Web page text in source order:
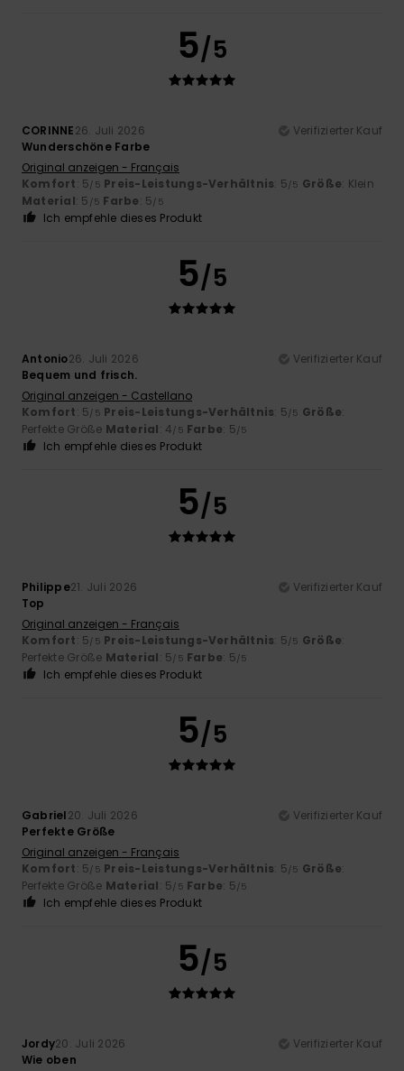
5/5
CORINNE26. Juli 2026
Verifizierter Kauf
Wunderschöne Farbe
Original anzeigen - Français
Komfort: 5/5 Preis-Leistungs-Verhältnis: 5/5 Größe: Klein
Material: 5 /5 Farbe: 5/5
Ich empfehle dieses Produkt
5/5
Antonio26. Juli 2026
Verifizierter Kauf
Bequem und frisch.
Original anzeigen - Castellano
Komfort: 5/5 Preis-Leistungs-Verhältnis: 5/5 Größe:
Perfekte Größe Material: 4/5 Farbe: 5/5
Ich empfehle dieses Produkt
5/5
Philippe21. Juli 2026
Verifizierter Kauf
Top
Original anzeigen - Français
Komfort: 5/5 Preis-Leistungs-Verhältnis: 5/5 Größe:
Perfekte Größe Material: 5/5 Farbe: 5/5
Ich empfehle dieses Produkt
5/5
Gabriel20. Juli 2026
Verifizierter Kauf
Perfekte Größe
Original anzeigen - Français
Komfort: 5/5 Preis-Leistungs-Verhältnis: 5/5 Größe:
Perfekte Größe Material: 5/5 Farbe: 5/5
Ich empfehle dieses Produkt
5/5
Jordy20. Juli 2026
Verifizierter Kauf
Wie oben